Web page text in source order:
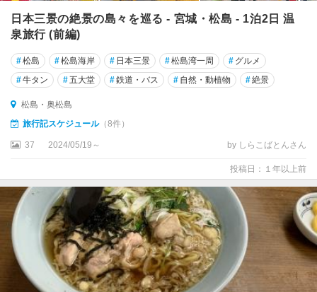
日本三景の絶景の島々を巡る - 宮城・松島 - 1泊2日 温
泉旅行 (前編)
#松島 #松島海岸 # 日本三景 #松島湾一周 # グルメ
#牛タン #五大堂 #鉄道・バス # 自然・動植物 #絶景
松島・奥松島
旅行記スケジュール（8件）
37 2024/05/19～ by しらこばとんさん
投稿日：１年以上前